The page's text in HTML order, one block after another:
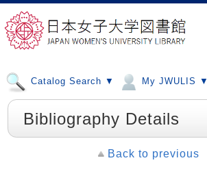
Catalog Search ▼ My JWULIS ▼
Bibliography Details
Back to previous